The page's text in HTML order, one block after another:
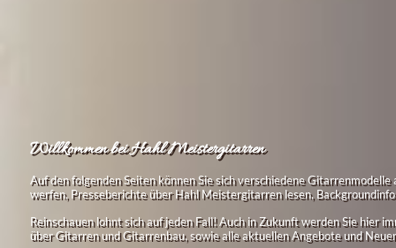
Willkommen bei Hahl Meistergitarren
Auf den folgenden Seiten können Sie sich verschiedene
werfen, Presseberichte über Hahl Meistergitarren lesen,
Reinschauen lohnt sich auf jeden Fall! Auch in Zukunft werden Sie hier
über Gitarren und Gitarrenbau, sowie alle aktuellen Angebote und